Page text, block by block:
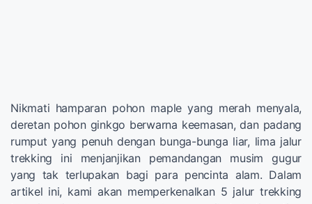
Nikmati hamparan pohon maple yang merah menyala,
deretan pohon ginkgo berwarna keemasan, dan padang
rumput yang penuh dengan bunga-bunga liar, lima jalur
trekking ini menjanjikan pemandangan musim gugur
yang tak terlupakan bagi para pencinta alam. Dalam
artikel ini, kami akan memperkenalkan 5 jalur trekking